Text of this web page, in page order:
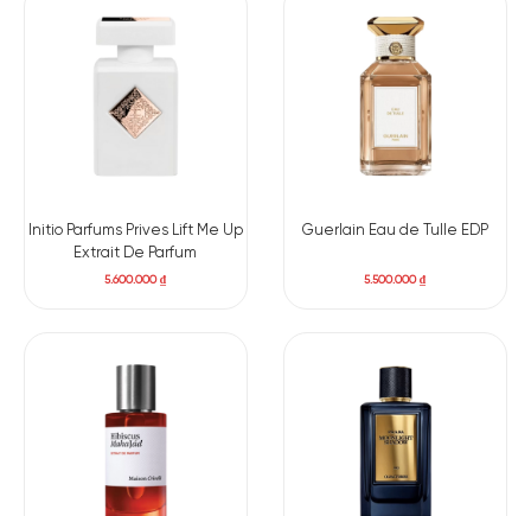
Initio Parfums Prives Lift Me Up
Extrait De Parfum
5.600.000₫
Guerlain Eau de Tulle EDP
5.500.000₫